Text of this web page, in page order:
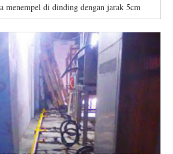
menempel di dinding dengan jarak 5cm